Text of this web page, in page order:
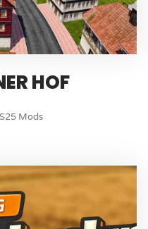
HOF
Mods